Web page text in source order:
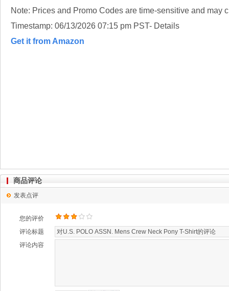
Note: Prices and Promo Codes are time-sensitive and may
Timestamp: 06/13/2026 07:15 pm PST- Details
Get it from Amazon
商品评论
发表点评
您的评价
评论标题
评论内容